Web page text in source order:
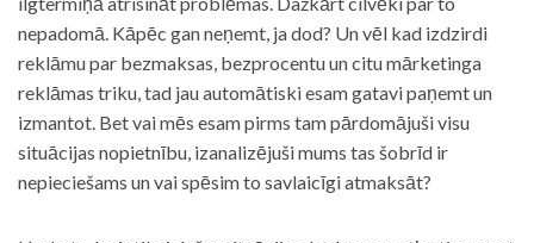
nepadomā. Kāpēc gan neņemt, ja dod? Un vēl kad izdzirdi
reklāmu par bezmaksas, bezprocentu un citu mārketinga
reklāmas triku, tad jau automātiski esam gatavi paņemt un
izmantot. Bet vai mēs esam pirms tam pārdomājuši visu
situācijas nopietnību, izanalizējuši mums tas šobrīd ir
nepieciešams un vai spēsim to savlaicīgi atmaksāt?